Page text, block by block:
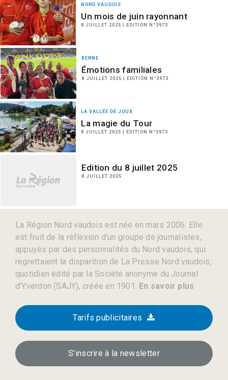
NORD VAUDOIS
Un mois de juin rayonnant
8 JUILLET 2025 | EDITION N°3973
BERNE
Émotions familiales
8 JUILLET 2025 | EDITION N°3973
LA VALLÉE DE JOUX
La magie du Tour
8 JUILLET 2025 | EDITION N°3973
Edition du 8 juillet 2025
8 JUILLET 2025
La Région Nord vaudois est née en mars 2006. Elle
est fruit de la réflexion d’un groupe de journalistes,
appuyés par des personnalités du Nord vaudois, qui
regrettaient la disparition de La Presse Nord vaudois,
quotidien édité par la Société anonyme du Journal
d’Yverdon (SAJY), créée en 1901. En savoir plus
Tarifs publicitaires
S’inscrire à la newsletter